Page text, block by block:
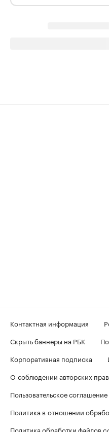
Контактная информация
Скрыть баннеры на РБК
Корпоративная подписка
О соблюдении авторских прав
Пользовательское соглашение
Политика в отношении
Политика обработки файлов